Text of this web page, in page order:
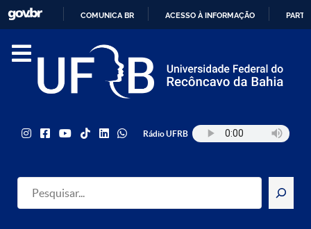
PARA
COMUNICA BR ACESSO À INFORMAÇÃO
Rádio UFRB
Pesquisar